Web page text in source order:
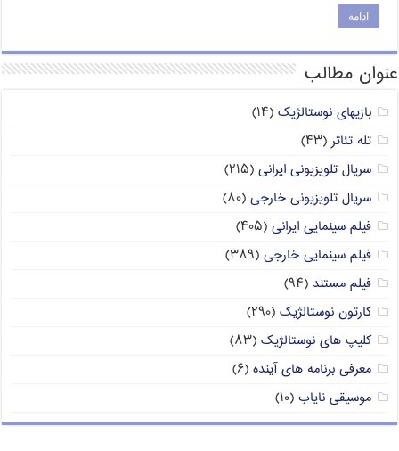
ادامه
عنوان مطالب
بازیهای نوستالژیک (۱۴)
تله تئاتر(۴۳)
سریال تلویزیونی ایرانی (۲۱۵)
سریال تلویزیونی خارجی (۸۰)
فیلم سینمایی ایرانی (۴۰۵)
فیلم سینمایی خارجی (۳۸۹)
فیلم مستند (۹۴)
کارتون نوستالژیک (۲۹۰)
کلیپ های نوستالژیک (۸۳)
معرفی برنامه های آینده (۶)
موسیقی نایاب (۱۰)